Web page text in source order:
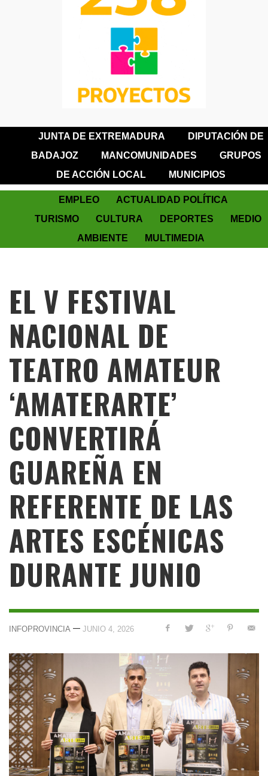
JUNTA DE EXTREMADURA
DIPUTACIÓN DE
BADAJOZ
MANCOMUNIDADES
GRUPOS
DE ACCIÓN LOCAL
MUNICIPIOS
EMPLEO
ACTUALIDAD POLÍTICA
TURISMO
CULTURA DEPORTES
MEDIO
AMBIENTE
MULTIMEDIA
EL V FESTIVAL
NACIONAL DE
TEATRO AMATEUR
‘AMATERARTE’
CONVERTIRÁ
GUAREÑA EN
REFERENTE DE LAS
ARTES ESCÉNICAS
DURANTE JUNIO
INFOPROVINCIA — JUNIO 4, 2026